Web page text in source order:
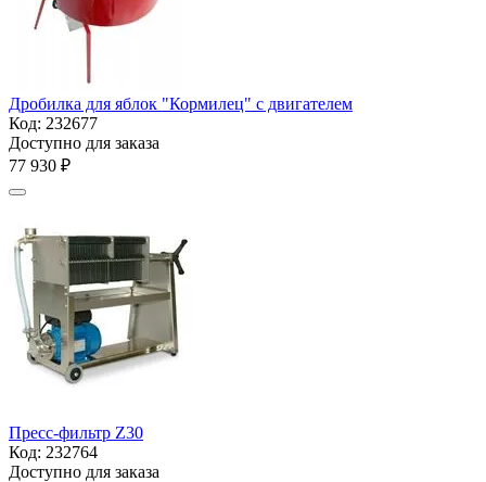
Дробилка для яблок "Кормилец" с двигателем
Код: 232677
Доступно для заказа
77 930 ₽
Пресс-фильтр Z30
Код: 232764
Доступно для заказа